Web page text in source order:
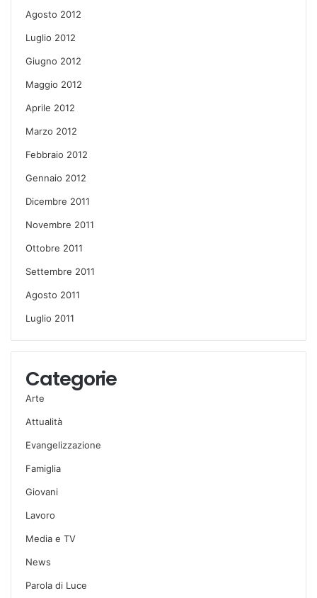
Agosto 2012
Luglio 2012
Giugno 2012
Maggio 2012
Aprile 2012
Marzo 2012
Febbraio 2012
Gennaio 2012
Dicembre 2011
Novembre 2011
Ottobre 2011
Settembre 2011
Agosto 2011
Luglio 2011
Categorie
Arte
Attualità
Evangelizzazione
Famiglia
Giovani
Lavoro
Media e TV
News
Parola di Luce